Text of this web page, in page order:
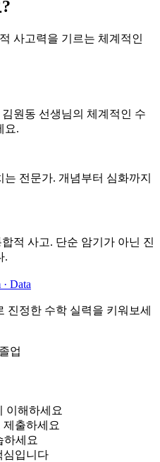
사고력을 기르는 체계적인
원동 선생님의 체계적인 수
요.
전문가. 개념부터 심화까지
적 사고. 단순 암기가 아닌 진
.
Data
진정한 수학 실력을 키워보세
업
이해하세요
제출하세요
하세요
심입니다